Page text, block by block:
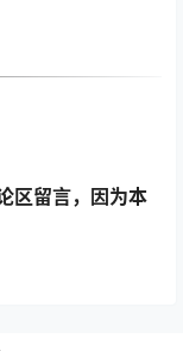
区留言，因为本